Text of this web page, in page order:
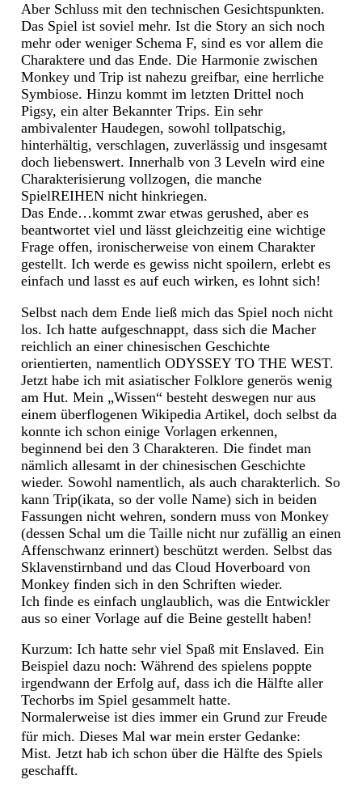
Aber Schluss mit den technischen Gesichtspunkten.
Das Spiel ist soviel mehr. Ist die Story an sich noch
mehr oder weniger Schema F, sind es vor allem die
Charaktere und das Ende. Die Harmonie zwischen
Monkey und Trip ist nahezu greifbar, eine herrliche
Symbiose. Hinzu kommt im letzten Drittel noch
Pigsy, ein alter Bekannter Trips. Ein sehr
ambivalenter Haudegen, sowohl tollpatschig,
hinterhältig, verschlagen, zuverlässig und insgesamt
doch liebenswert. Innerhalb von 3 Leveln wird eine
Charakterisierung vollzogen, die manche
SpielREIHEN nicht hinkriegen.
Das Ende…kommt zwar etwas gerushed, aber es
beantwortet viel und lässt gleichzeitig eine wichtige
Frage offen, ironischerweise von einem Charakter
gestellt. Ich werde es gewiss nicht spoilern, erlebt es
einfach und lasst es auf euch wirken, es lohnt sich!
Selbst nach dem Ende ließ mich das Spiel noch nicht
los. Ich hatte aufgeschnappt, dass sich die Macher
reichlich an einer chinesischen Geschichte
orientierten, namentlich ODYSSEY TO THE WEST.
Jetzt habe ich mit asiatischer Folklore generös wenig
am Hut. Mein „Wissen“ besteht deswegen nur aus
einem überflogenen Wikipedia Artikel, doch selbst da
konnte ich schon einige Vorlagen erkennen,
beginnend bei den 3 Charakteren. Die findet man
nämlich allesamt in der chinesischen Geschichte
wieder. Sowohl namentlich, als auch charakterlich. So
kann Trip(ikata, so der volle Name) sich in beiden
Fassungen nicht wehren, sondern muss von Monkey
(dessen Schal um die Taille nicht nur zufällig an einen
Affenschwanz erinnert) beschützt werden. Selbst das
Sklavenstirnband und das Cloud Hoverboard von
Monkey finden sich in den Schriften wieder.
Ich finde es einfach unglaublich, was die Entwickler
aus so einer Vorlage auf die Beine gestellt haben!
Kurzum: Ich hatte sehr viel Spaß mit Enslaved. Ein
Beispiel dazu noch: Während des spielens poppte
irgendwann der Erfolg auf, dass ich die Hälfte aller
Techorbs im Spiel gesammelt hatte.
Normalerweise ist dies immer ein Grund zur Freude
für mich. Dieses Mal war mein erster Gedanke:
Mist. Jetzt hab ich schon über die Hälfte des Spiels
geschafft.